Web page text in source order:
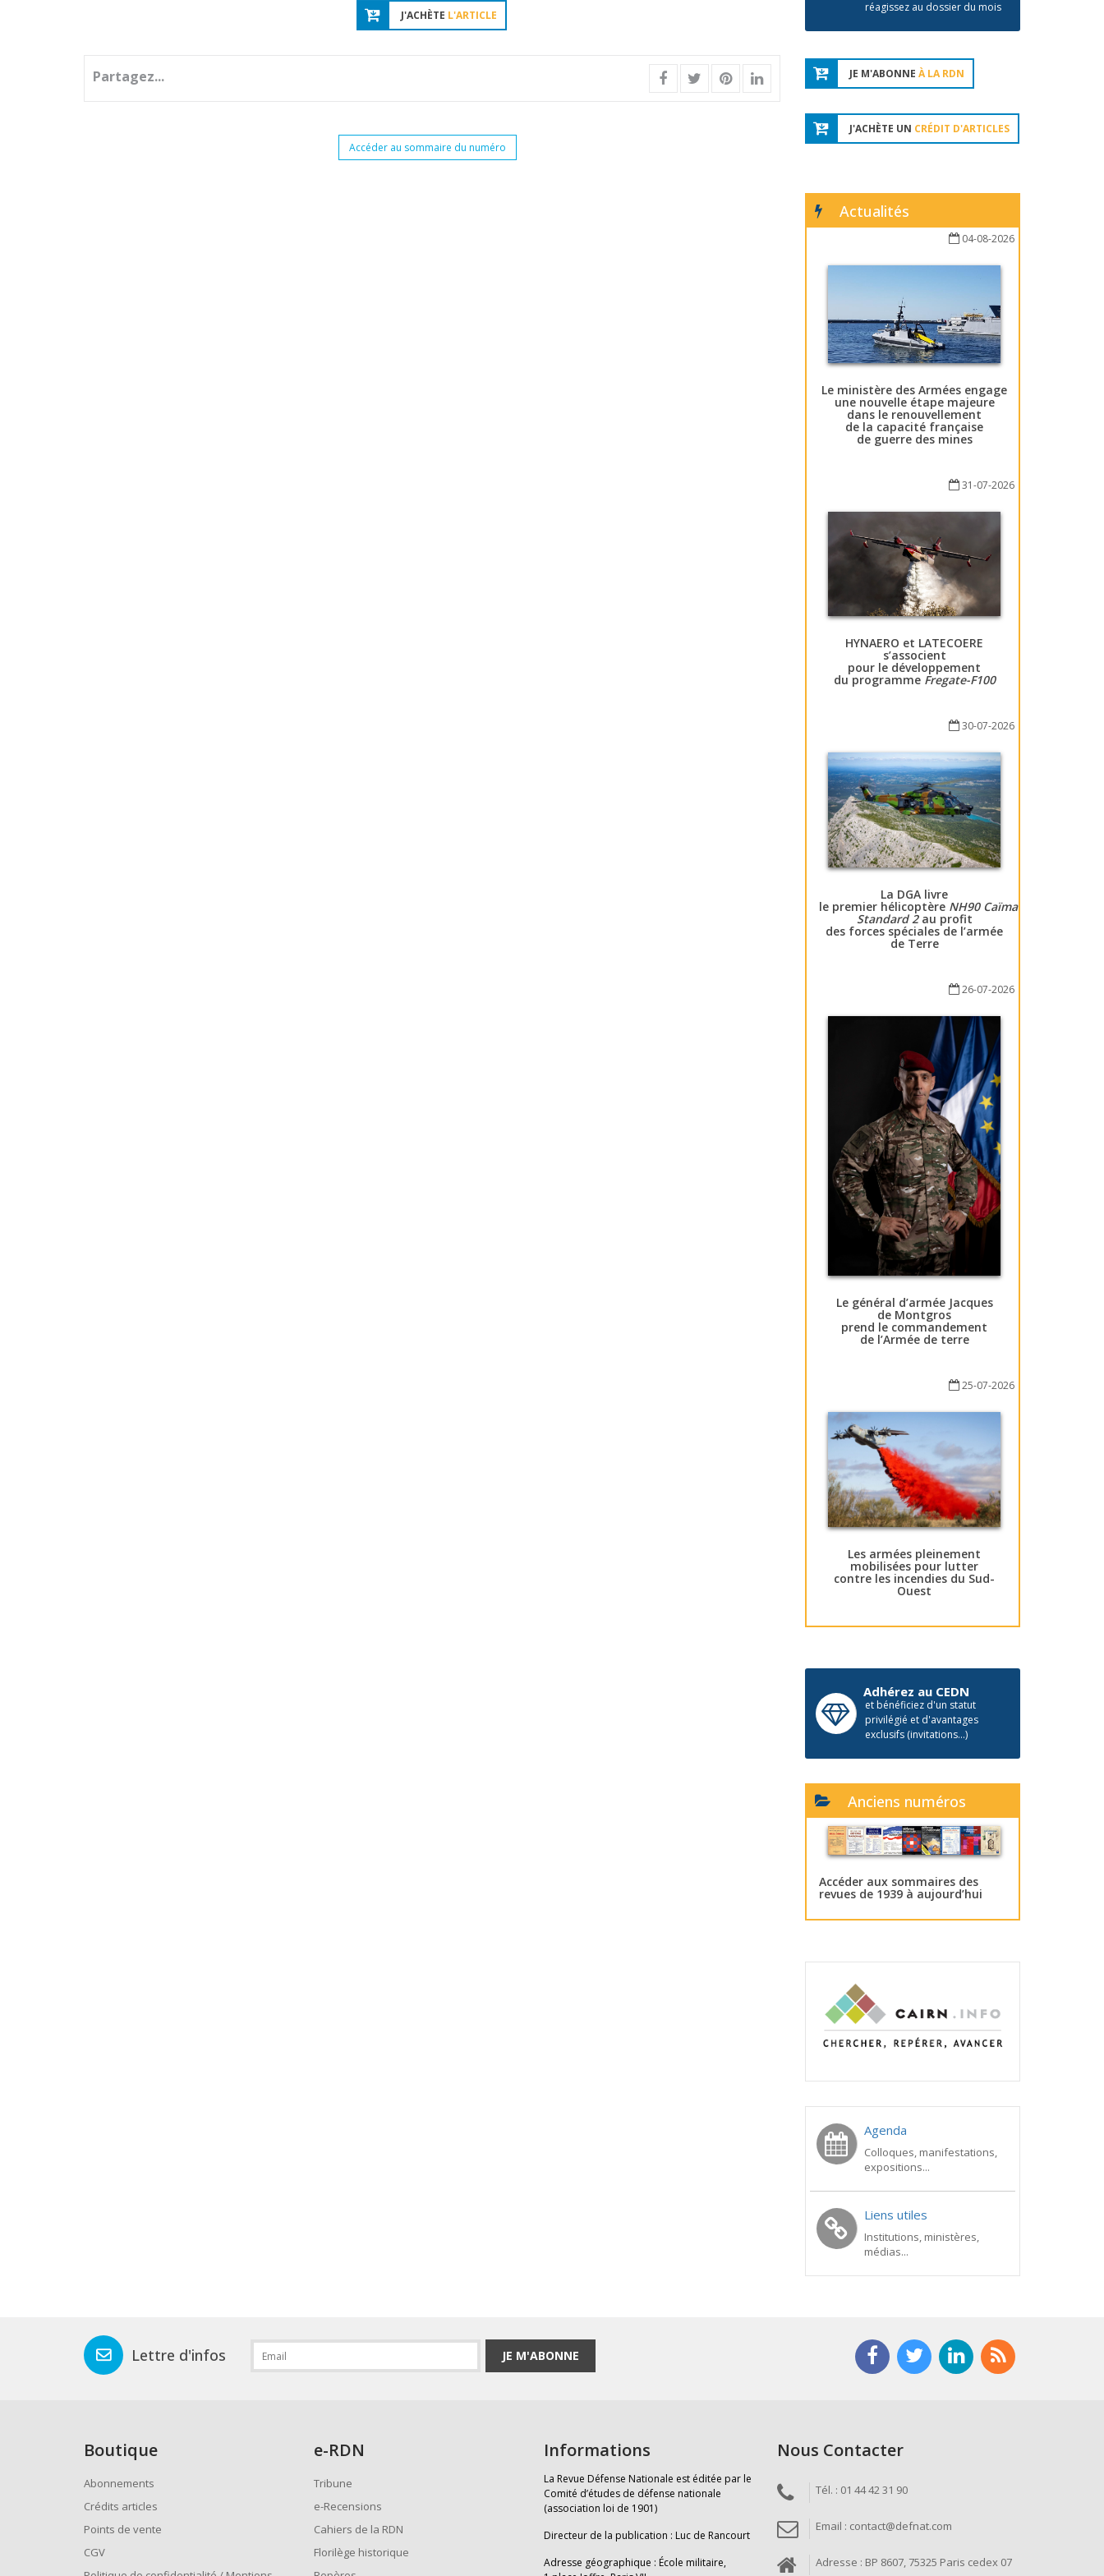
J'ACHÈTE L'ARTICLE
Partagez...
Accéder au sommaire du numéro
réagissez au dossier du mois
JE M'ABONNE À LA RDN
J'ACHÈTE UN CRÉDIT D'ARTICLES
Actualités
04-08-2026
Le ministère des Armées engage
une nouvelle étape majeure
dans le renouvellement
de la capacité française
de guerre des mines
31-07-2026
HYNAERO et LATECOERE
s’associent
pour le développement
du programme Fregate-F100
30-07-2026
La DGA livre
le premier hélicoptère NH90 Caïman
Standard 2au profit
des forces spéciales de l’armée
de Terre
26-07-2026
Le général d’armée Jacques
de Montgros
prend le commandement
de l’Armée de terre
25-07-2026
Les armées pleinement
mobilisées pour lutter
contre les incendies du Sud-
Ouest
Adhérez au CEDN
et bénéficiez d'un statut
privilégié et d'avantages
exclusifs (invitations...)
Anciens numéros
Accéder aux sommaires des
revues de 1939 à aujourd’hui
Agenda
Colloques, manifestations,
expositions...
Liens utiles
Institutions, ministères,
médias...
Lettre d'infos JE M'ABONNE
Boutique
Abonnements
Crédits articles
Points de vente
CGV
e-RDN
Tribune
e-Recensions
Cahiers de la RDN
Florilège historique
Informations
La Revue Défense Nationale est éditée par le
Comité d’études de défense nationale
(association loi de 1901)
Directeur de la publication : Luc de Rancourt
Adresse géographique : École militaire,
Nous Contacter
Tél. : 01 44 42 31 90
Email : contact@defnat.com
Adresse : BP 8607, 75325 Paris cedex 07